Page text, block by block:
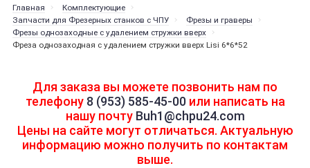
Главная
Комплектующие
Запчасти для Фрезерных станков с ЧПУ
Фрезы и граверы
Фрезы однозаходные с удалением стружки вверх
Фреза однозаходная с удалением стружки вверх Lisi 6*6*52
Для заказа вы можете позвонить нам по
телефону 8 (953) 585-45-00или написать на
нашу почту Buh1@chpu24.com
Цены на сайте могут отличаться. Актуальную
информацию можно получить по контактам
выше.